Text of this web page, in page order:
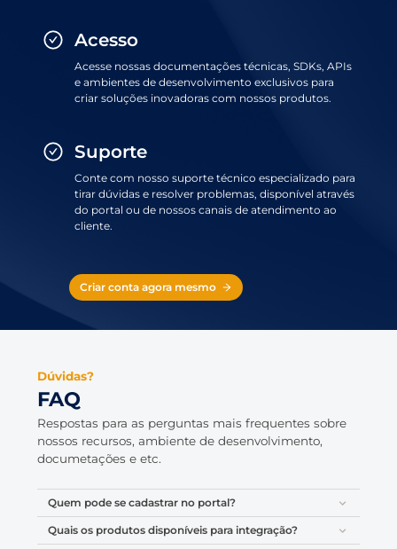
Acesso
Acesse nossas documentações técnicas, SDKs, APIs
e ambientes de desenvolvimento exclusivos para
criar soluções inovadoras com nossos produtos.
Suporte
Conte com nosso suporte técnico especializado para
tirar dúvidas e resolver problemas, disponível através
do portal ou de nossos canais de atendimento ao
cliente.
Criar conta agora mesmo
Dúvidas?
FAQ
Respostas para as perguntas mais frequentes sobre
nossos recursos, ambiente de desenvolvimento,
documetações e etc.
Quem pode se cadastrar no portal?
Quais os produtos disponíveis para integração?